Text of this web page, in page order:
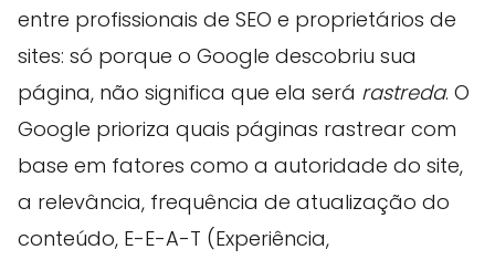
entre profissionais de SEO e proprietários de
sites: só porque o Google descobriu sua
página, não significa que ela será rastreda. O
Google prioriza quais páginas rastrear com
base em fatores como a autoridade do site,
a relevância, frequência de atualização do
conteúdo, E-E-A-T (Experiência,